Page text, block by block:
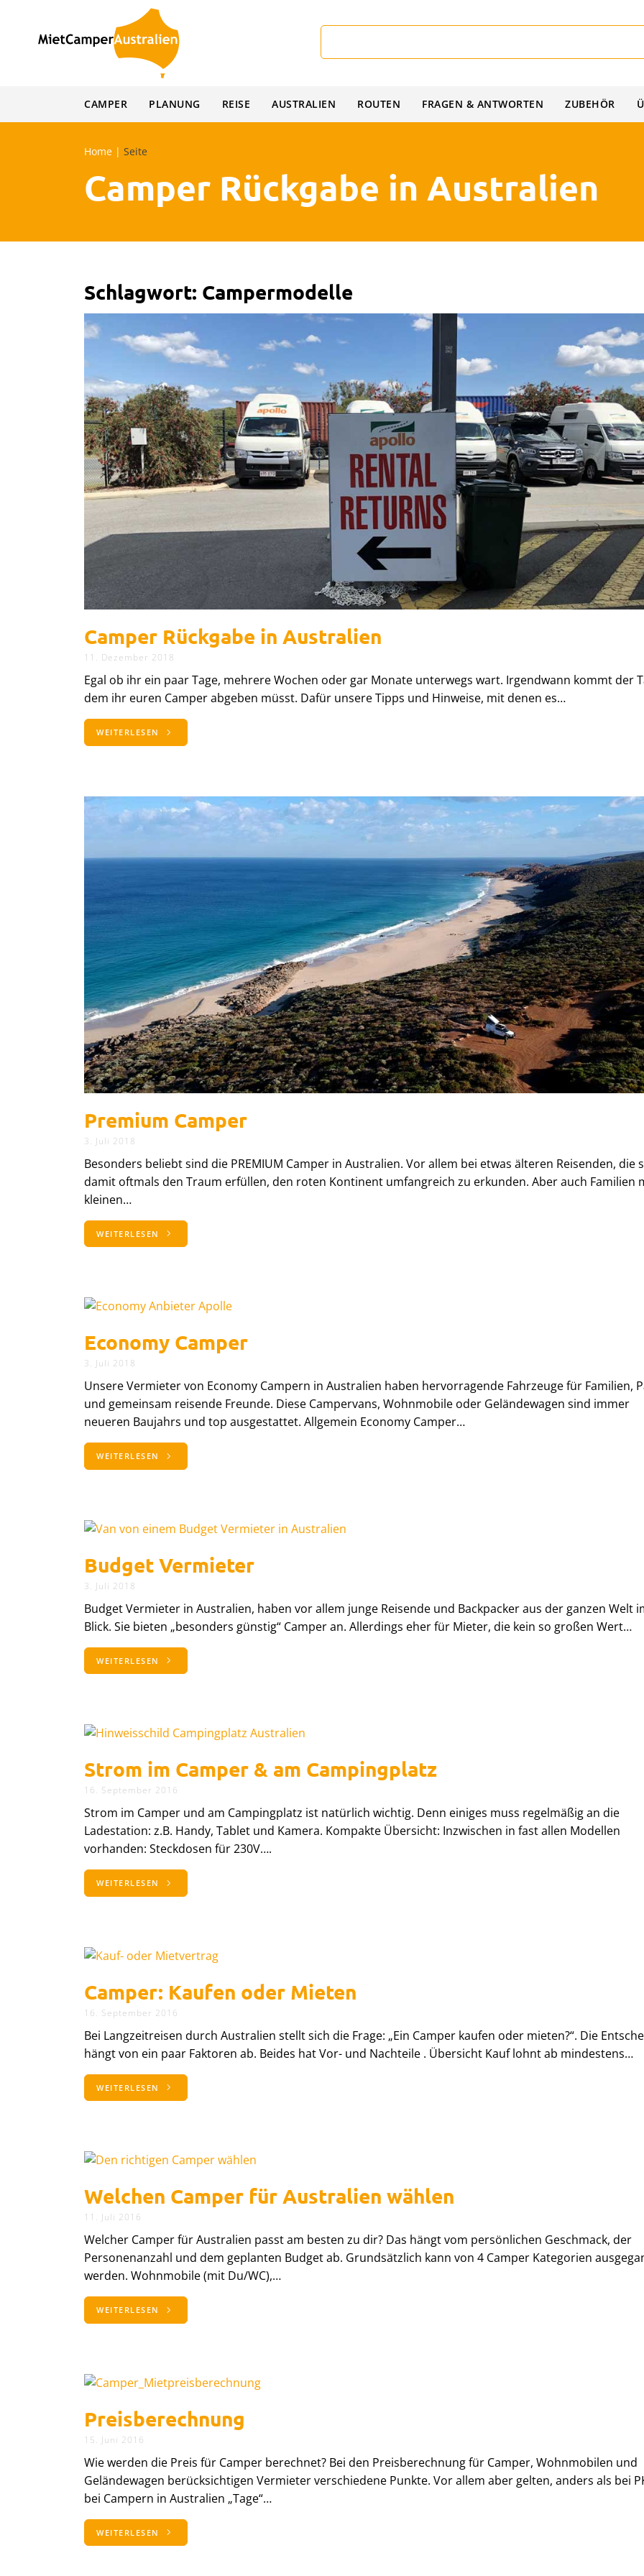
content
CAMPER PLANUNG REISE AUSTRALIEN ROUTEN FRAGEN & ANTWORTEN ZUBEHÖR
Home | Seite
Camper Rückgabe in Australien
Schlagwort: Campermodelle
Camper Rückgabe in Australien
11. Dezember 2018
Egal ob ihr ein paar Tage, mehrere Wochen oder gar Monate unterwegs wart. Irgendwann kommt der
dem ihr euren Camper abgeben müsst. Dafür unsere Tipps und Hinweise, mit denen es…
WEITERLESEN
Premium Camper
3. Juli 2018
Besonders beliebt sind die PREMIUM Camper in Australien. Vor allem bei etwas älteren Reisenden, die
damit oftmals den Traum erfüllen, den roten Kontinent umfangreich zu erkunden. Aber auch Familien
kleinen…
WEITERLESEN
Economy Camper
3. Juli 2018
Unsere Vermieter von Economy Campern in Australien haben hervorragende Fahrzeuge für Familien,
und gemeinsam reisende Freunde. Diese Campervans, Wohnmobile oder Geländewagen sind immer
neueren Baujahrs und top ausgestattet. Allgemein Economy Camper…
WEITERLESEN
Budget Vermieter
3. Juli 2018
Budget Vermieter in Australien, haben vor allem junge Reisende und Backpacker aus der ganzen Welt
Blick. Sie bieten „besonders günstig“ Camper an. Allerdings eher für Mieter, die kein so großen Wert…
WEITERLESEN
Strom im Camper & am Campingplatz
16. September 2016
Strom im Camper und am Campingplatz ist natürlich wichtig. Denn einiges muss regelmäßig an die
Ladestation: z.B. Handy, Tablet und Kamera. Kompakte Übersicht: Inzwischen in fast allen Modellen
vorhanden: Steckdosen für 230V….
WEITERLESEN
Camper: Kaufen oder Mieten
16. September 2016
Bei Langzeitreisen durch Australien stellt sich die Frage: „Ein Camper kaufen oder mieten?“. Die
hängt von ein paar Faktoren ab. Beides hat Vor- und Nachteile . Übersicht Kauf lohnt ab mindestens…
WEITERLESEN
Welchen Camper für Australien wählen
11. Juli 2016
Welcher Camper für Australien passt am besten zu dir? Das hängt vom persönlichen Geschmack, der
Personenanzahl und dem geplanten Budget ab. Grundsätzlich kann von 4 Camper Kategorien
werden. Wohnmobile (mit Du/WC),…
WEITERLESEN
Preisberechnung
15. Juni 2016
Wie werden die Preis für Camper berechnet? Bei den Preisberechnung für Camper, Wohnmobilen und
Geländewagen berücksichtigen Vermieter verschiedene Punkte. Vor allem aber gelten, anders als bei
bei Campern in Australien „Tage“…
WEITERLESEN